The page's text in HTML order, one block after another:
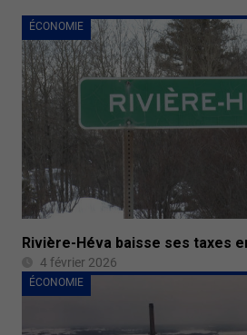
ÉCONOMIE
Rivière-Héva baisse ses taxes
4 février 2026
ÉCONOMIE